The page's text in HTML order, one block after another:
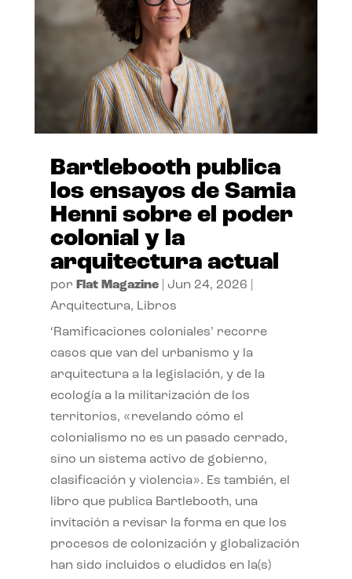
Bartlebooth publica
los ensayos de Samia
Henni sobre el poder
colonial y la
arquitectura actual
por Flat Magazine| Jun 24, 2026
Arquitectura, Libros
‘Ramificaciones coloniales’ recorre
casos que van del urbanismo y la
arquitectura a la legislación, y de la
ecología a la militarización de los
territorios, «revelando cómo el
colonialismo no es un pasado cerrado,
sino un sistema activo de gobierno,
clasificación y violencia». Es también, el
libro que publica Bartlebooth, una
invitación a revisar la forma en que los
procesos de colonización y globalización
han sido incluidos o eludidos en la(s)